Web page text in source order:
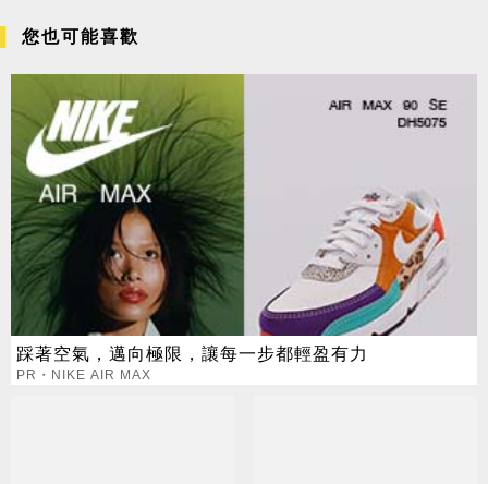
您也可能喜歡
踩著空氣，邁向極限，讓每一步都輕盈有力
PR・NIKE AIR MAX